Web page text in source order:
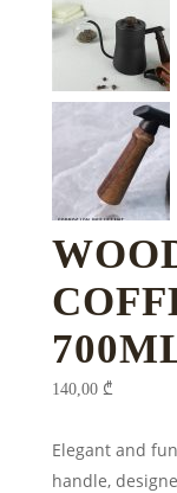
140,00 ₾
Elegant and
handle,